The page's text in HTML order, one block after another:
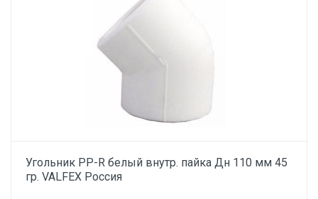
Угольник PP-R белый внутр. пайка Дн 110 мм 45
гр. VALFEX Россия